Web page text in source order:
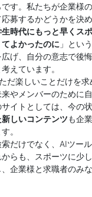
す。私たちが企業様
募するかどうかを決
時代にもっと早くス
よかったのに 」とい
げ、自分の意志で後
えています。
だ楽しいことだけを
やメンバーのために
イトとしては、今の
しいコンテンツも企
。
だけでなく、AIツー
らも、スポーツに少
企業様と求職者のみ